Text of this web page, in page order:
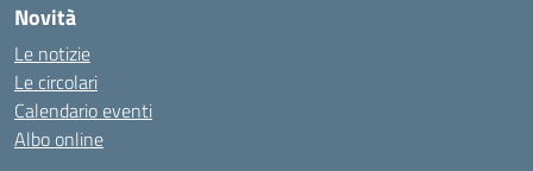
Novità
Le notizie
Le circolari
Calendario eventi
Albo online